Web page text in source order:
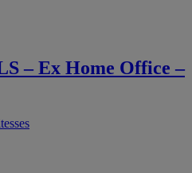
– Ex Home Office –